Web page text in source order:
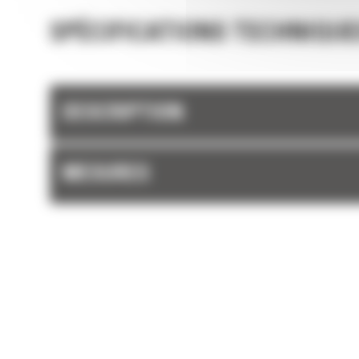
SPÉCIFICATIONS
DESCRIPTION
MESURES